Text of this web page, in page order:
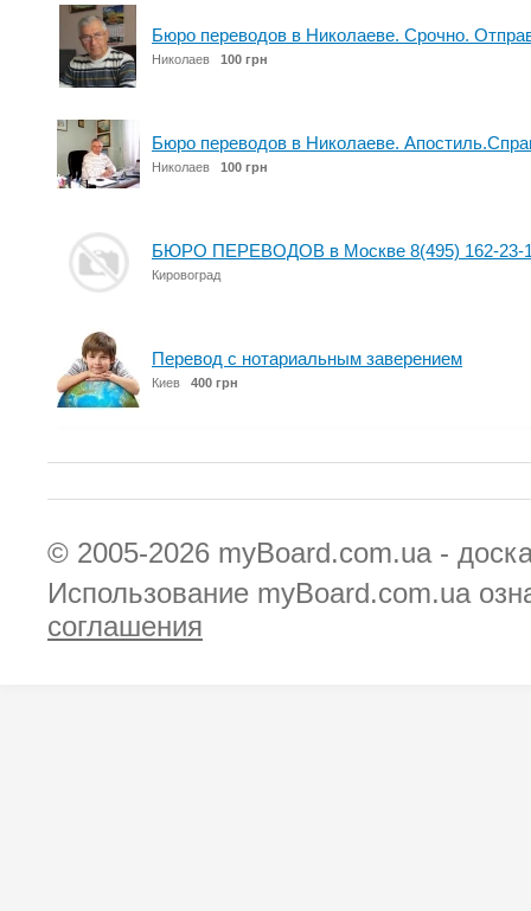
Бюро переводов в Николаеве. Срочно.
Николаев 100 грн
Бюро переводов в Николаеве.
Николаев 100 грн
БЮРО ПЕРЕВОДОВ в Москве 8(495) 162-23-
Кировоград
Перевод с нотариальным заверением
Киев 400 грн
© 2005-2026 myBoard.com.ua -
Использование myBoard.com.ua
соглашения